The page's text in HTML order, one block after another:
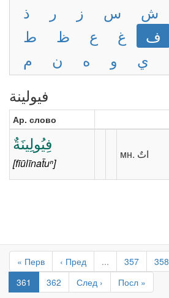
ذ
ر ز س ش
ط
ظ ع غ ف
م
ن ه و
ي
فيولينة
Ар. слово
فِيُولِينَةٌ
[fīūlīnaẗuⁿ]
« Перв ‹ Пред ... 357 358
361
362 След › Посл »